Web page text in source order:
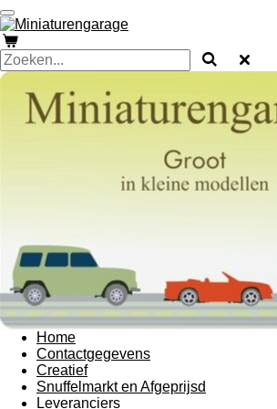
Ga
direct
naar
de
Home
Contactgegevens
Creatief
Snuffelmarkt en Afgeprijsd
Leveranciers